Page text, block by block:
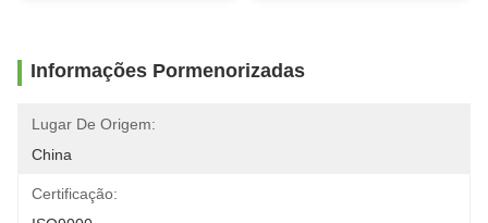
Informações Pormenorizadas
Lugar De Origem:
China
Certificação: